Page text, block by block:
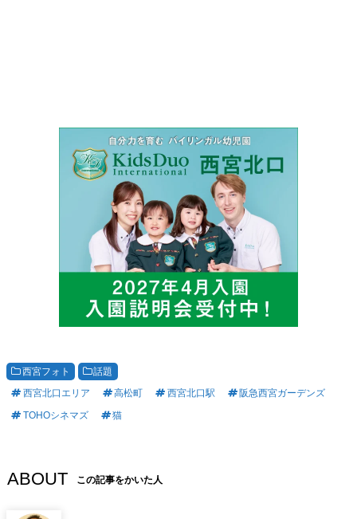
西宮フォト
話題
西宮北口エリア
高松町 西宮北口駅
阪急西宮ガーデンズ
TOHOシネマズ
猫
ABOUT この記事をかいた人